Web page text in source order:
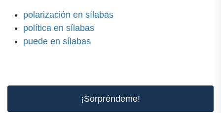
polarización en sílabas
política en sílabas
puede en sílabas
¡Sorpréndeme!